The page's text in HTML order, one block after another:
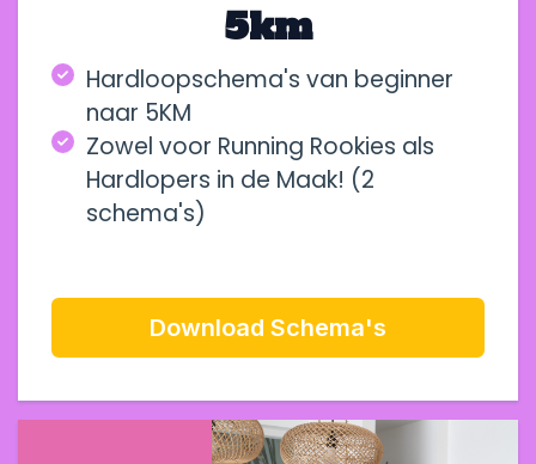
5km
Hardloopschema's van beginner
naar 5KM
Zowel voor Running Rookies als
Hardlopers in de Maak! (2
schema's)
Download Schema's